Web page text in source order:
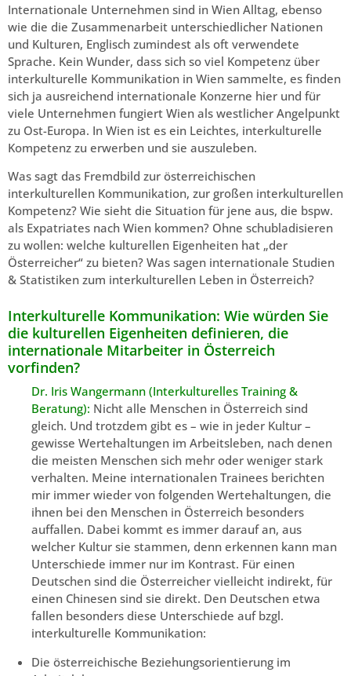
Internationale Unternehmen sind in Wien Alltag, ebenso
wie die die Zusammenarbeit unterschiedlicher Nationen
und Kulturen, Englisch zumindest als oft verwendete
Sprache. Kein Wunder, dass sich so viel Kompetenz über
interkulturelle Kommunikation in Wien sammelte, es finden
sich ja ausreichend internationale Konzerne hier und für
viele Unternehmen fungiert Wien als westlicher Angelpunkt
zu Ost-Europa. In Wien ist es ein Leichtes, interkulturelle
Kompetenz zu erwerben und sie auszuleben.
Was sagt das Fremdbild zur österreichischen
interkulturellen Kommunikation, zur großen interkulturellen
Kompetenz? Wie sieht die Situation für jene aus, die bspw.
als Expatriates nach Wien kommen? Ohne schubladisieren
zu wollen: welche kulturellen Eigenheiten hat „der
Österreicher“ zu bieten? Was sagen internationale Studien
& Statistiken zum interkulturellen Leben in Österreich?
Interkulturelle Kommunikation: Wie würden Sie
die kulturellen Eigenheiten definieren, die
internationale Mitarbeiter in Österreich
vorfinden?
Dr. Iris Wangermann (Interkulturelles Training &
Beratung): Nicht alle Menschen in Österreich sind
gleich. Und trotzdem gibt es – wie in jeder Kultur –
gewisse Wertehaltungen im Arbeitsleben, nach denen
die meisten Menschen sich mehr oder weniger stark
verhalten. Meine internationalen Trainees berichten
mir immer wieder von folgenden Wertehaltungen, die
ihnen bei den Menschen in Österreich besonders
auffallen. Dabei kommt es immer darauf an, aus
welcher Kultur sie stammen, denn erkennen kann man
Unterschiede immer nur im Kontrast. Für einen
Deutschen sind die Österreicher vielleicht indirekt, für
einen Chinesen sind sie direkt. Den Deutschen etwa
fallen besonders diese Unterschiede auf bzgl.
interkulturelle Kommunikation:
Die österreichische Beziehungsorientierung im